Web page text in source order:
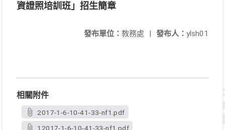
資證照培訓班」招生簡章
發布人： ylsh01
發布單位： 教務處 |
相關附件
2017-1-6-10-41-33-nf1.pdf
12017-1-6-10-41-33-nf1.pdf